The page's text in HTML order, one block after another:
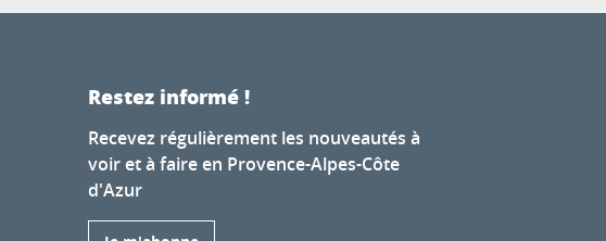
Restez informé !
Recevez régulièrement les nouveautés à
voir et à faire en Provence-Alpes-Côte
d'Azur